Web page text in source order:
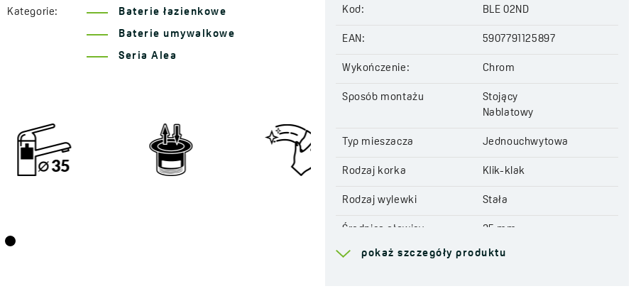
Kategorie: Baterie łazienkowe
Baterie umywalkowe
Seria Alea
Kod: BLE 02ND
EAN: 5907791125897
Wykończenie: Chrom
Sposób montażu
Stojący
Nablatowy
Typ mieszacza Jednouchwytowa
Rodzaj korka Klik-klak
Rodzaj wylewki Stała
Średnica głowicy 35 mm
Zasięg wylewki 160 mm
pokaż szczegóły produktu